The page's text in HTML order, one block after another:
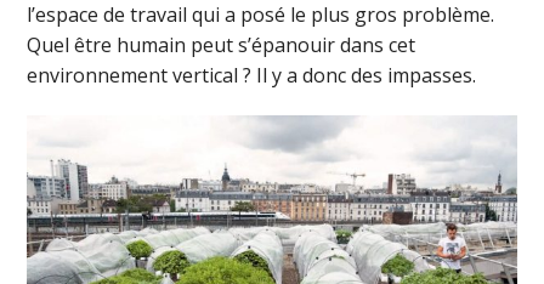
l’espace de travail qui a posé le plus gros problème.
Quel être humain peut s’épanouir dans cet
environnement vertical ? Il y a donc des impasses.